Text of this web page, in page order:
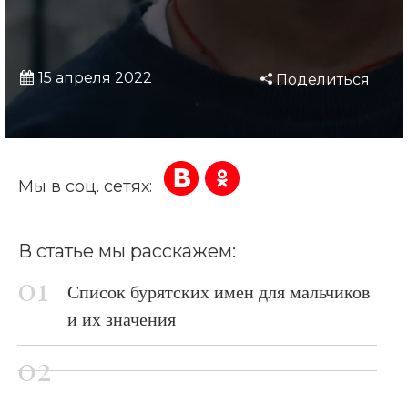
15 апреля 2022 Поделиться
Мы в соц. сетях:
В статье мы расскажем:
Список бурятских имен для мальчиков
и их значения